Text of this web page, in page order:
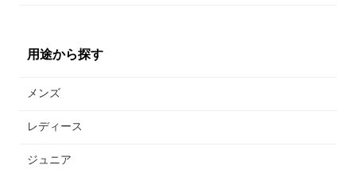
用途から探す
メンズ
レディース
ジュニア